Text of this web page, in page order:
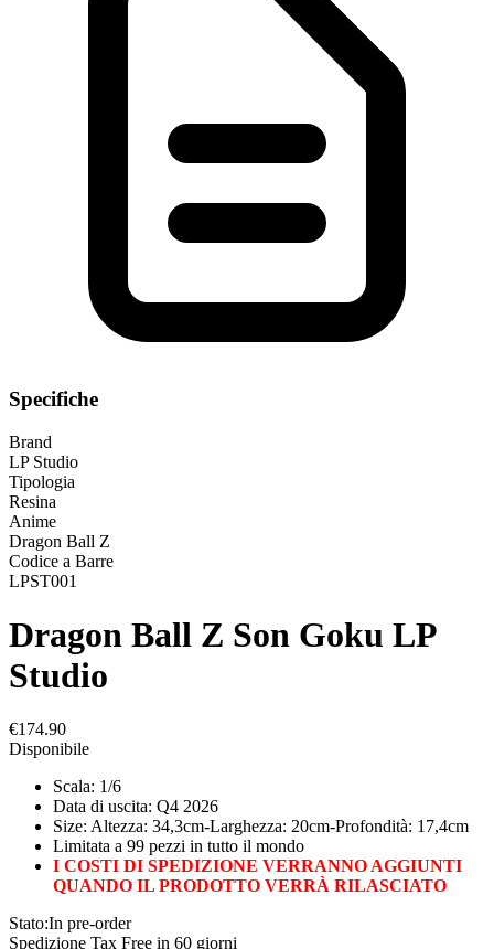
Specifiche
Brand
LP Studio
Tipologia
Resina
Anime
Dragon Ball Z
Codice a Barre
LPST001
Dragon Ball Z Son Goku LP
Studio
€174.90
Disponibile
Scala: 1/6
Data di uscita: Q4 2026
Size: Altezza: 34,3cm-Larghezza: 20cm-Profondità: 17,4cm
Limitata a 99 pezzi in tutto il mondo
I COSTI DI SPEDIZIONE VERRANNO AGGIUNTI
QUANDO IL PRODOTTO VERRÀ RILASCIATO
Stato:In pre-order
Spedizione Tax Free in 60 giorni